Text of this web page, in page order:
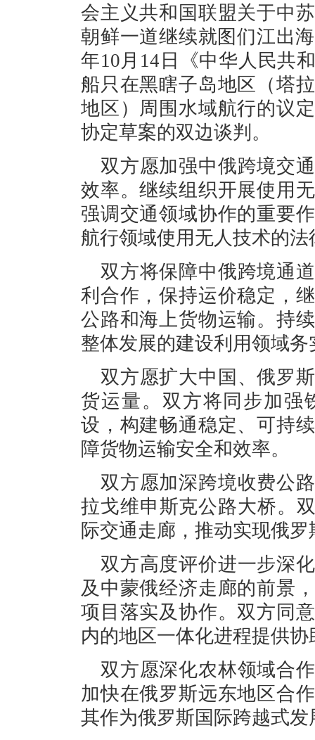
会主义共和国联盟关于中
朝鲜一道继续就图们江出
年10月14日《中华人民共
船只在黑瞎子岛地区（塔
地区）周围水域航行的议
协定草案的双边谈判。
双方愿加强中俄跨境交
效率。继续组织开展使用
强调交通领域协作的重要
航行领域使用无人技术的
双方将保障中俄跨境通
利合作，保持运价稳定，
公路和海上货物运输。持
整体发展的建设利用领域务
双方愿扩大中国、俄罗
货运量。双方将同步加强
设，构建畅通稳定、可持
障货物运输安全和效率。
双方愿加深跨境收费公
拉戈维申斯克公路大桥。
际交通走廊，推动实现俄
双方高度评价进一步深
及中蒙俄经济走廊的前景
项目落实及协作。双方同
内的地区一体化进程提供协
双方愿深化农林领域合
加快在俄罗斯远东地区合
其作为俄罗斯国际跨越式